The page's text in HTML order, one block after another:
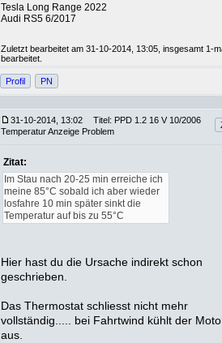
Tesla Long Range 2022
Audi RS5 6/2017
Zuletzt bearbeitet am 31-10-2014, 13:05, insgesamt 1-
bearbeitet.
Profil PN
31-10-2014, 13:02
Titel: PPD 1.2 16 V 10/2006
Temperatur Anzeige Problem
Zitat:
Im Stau nach 20-25 min erreiche ich
meine 85°C sobald ich aber wieder
losfahre 10 min später sinkt die
Temperatur auf bis zu 55°C
Hier hast du die Ursache indirekt schon
geschrieben.
Das Thermostat schliesst nicht mehr
vollständig..... bei Fahrtwind kühlt der
aus.